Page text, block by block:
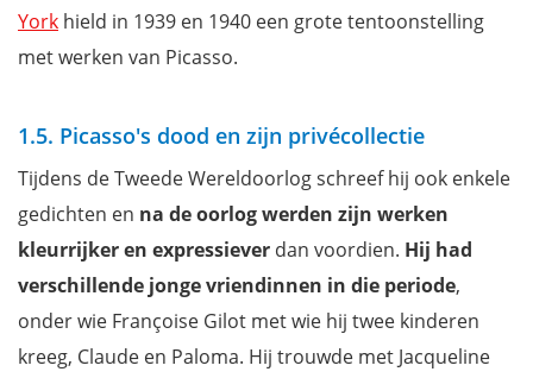
York hield in 1939 en 1940 een grote tentoonstelling
met werken van Picasso.
1.5. Picasso's dood en zijn privécollectie
Tijdens de Tweede Wereldoorlog schreef hij ook enkele
gedichten en na de oorlog werden zijn werken
kleurrijker en expressiever dan voordien. Hij had
verschillende jonge vriendinnen in die periode,
onder wie Françoise Gilot met wie hij twee kinderen
kreeg, Claude en Paloma. Hij trouwde met Jacqueline